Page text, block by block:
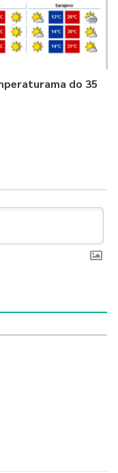
do 35